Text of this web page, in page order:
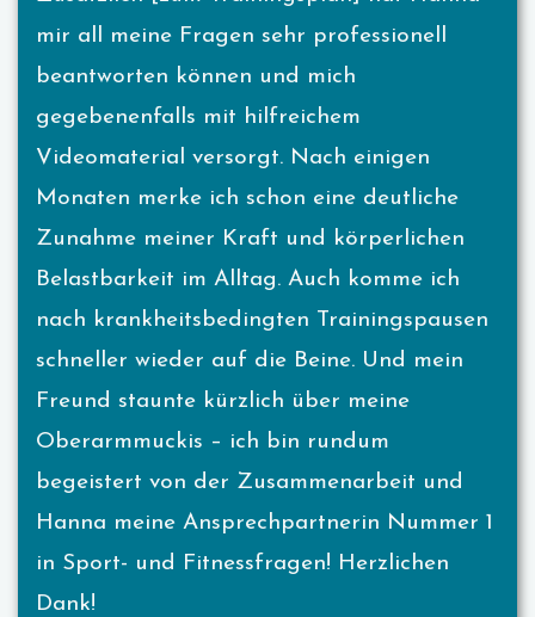
mir all meine Fragen sehr professionell
beantworten können und mich
gegebenenfalls mit hilfreichem
Videomaterial versorgt. Nach einigen
Monaten merke ich schon eine deutliche
Zunahme meiner Kraft und körperlichen
Belastbarkeit im Alltag. Auch komme ich
nach krankheitsbedingten Trainingspausen
schneller wieder auf die Beine. Und mein
Freund staunte kürzlich über meine
Oberarmmuckis – ich bin rundum
begeistert von der Zusammenarbeit und
Hanna meine Ansprechpartnerin Nummer 1
in Sport- und Fitnessfragen! Herzlichen
Dank!